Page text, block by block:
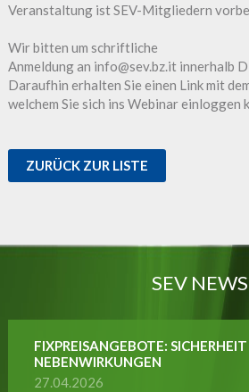
Veranstaltung ist SEV-Mitgliedern
Wir bitten um schriftliche
Anmeldung an info@sev.bz.it innerhalb
Daraufhin erhalten Sie einen Link mit
welchem Sie sich ins Webinar einloggen
ZURÜCK ZUR LISTE
SEV NEWS
FIXPREISANGEBOTE:
NEBENWIRKUNGEN
27.04.2026